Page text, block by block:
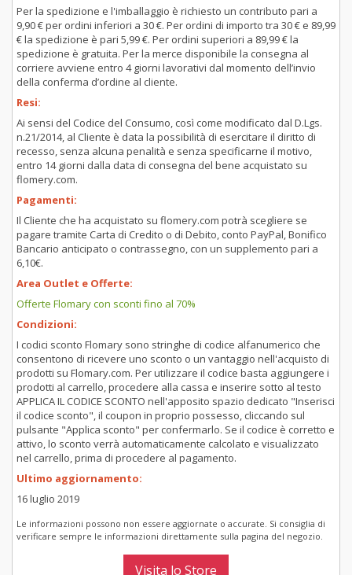
Per la spedizione e l'imballaggio è richiesto un contributo pari a
9,90 € per ordini inferiori a 30 €. Per ordini di importo tra 30 € e 89,99
€ la spedizione è pari 5,99 €. Per ordini superiori a 89,99 € la
spedizione è gratuita. Per la merce disponibile la consegna al
corriere avviene entro 4 giorni lavorativi dal momento dell’invio
della conferma d’ordine al cliente.
Resi:
Ai sensi del Codice del Consumo, così come modificato dal D.Lgs.
n.21/2014, al Cliente è data la possibilità di esercitare il diritto di
recesso, senza alcuna penalità e senza specificarne il motivo,
entro 14 giorni dalla data di consegna del bene acquistato su
flomery.com.
Pagamenti:
Il Cliente che ha acquistato su flomery.com potrà scegliere se
pagare tramite Carta di Credito o di Debito, conto PayPal, Bonifico
Bancario anticipato o contrassegno, con un supplemento pari a
6,10€.
Area Outlet e Offerte:
Offerte Flomary con sconti fino al 70%
Condizioni:
I codici sconto Flomary sono stringhe di codice alfanumerico che
consentono di ricevere uno sconto o un vantaggio nell'acquisto di
prodotti su Flomary.com. Per utilizzare il codice basta aggiungere i
prodotti al carrello, procedere alla cassa e inserire sotto al testo
APPLICA IL CODICE SCONTO nell'apposito spazio dedicato "Inserisci
il codice sconto", il coupon in proprio possesso, cliccando sul
pulsante "Applica sconto" per confermarlo. Se il codice è corretto e
attivo, lo sconto verrà automaticamente calcolato e visualizzato
nel carrello, prima di procedere al pagamento.
Ultimo aggiornamento:
16 luglio 2019
Le informazioni possono non essere aggiornate o accurate. Si consiglia di
verificare sempre le informazioni direttamente sulla pagina del negozio.
Visita lo Store